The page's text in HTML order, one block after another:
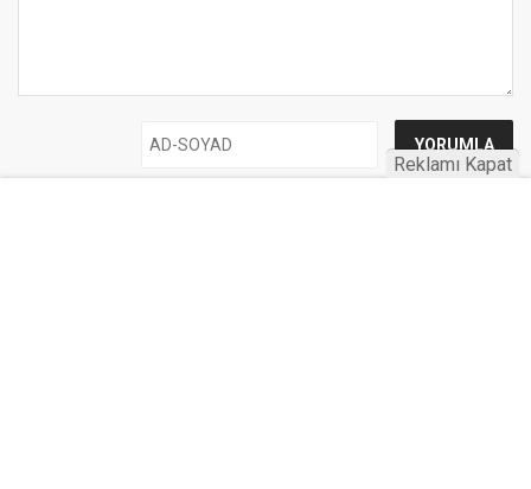
Reklamı Kapat